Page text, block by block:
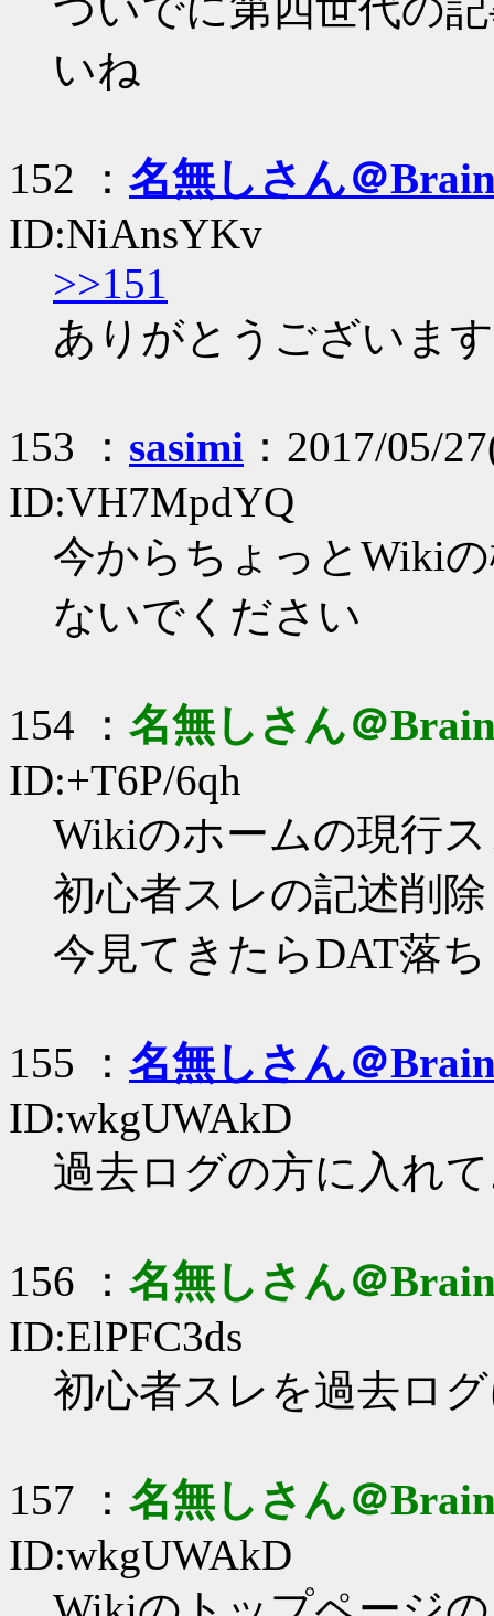
ついでに第四世代の
いね
152 ： 名無しさん＠
ID:NiAnsYKv
>>151
ありがとうございます
153 ： sasimi ：2017/05/
ID:VH7MpdYQ
今からちょっとWiki
ないでください
154 ： 名無しさん＠
ID:+T6P/6qh
Wikiのホームの現行
初心者スレの記述削
今見てきたらDAT落
155 ： 名無しさん＠
ID:wkgUWAkD
過去ログの方に入れ
156 ： 名無しさん＠
ID:ElPFC3ds
初心者スレを過去ロ
157 ： 名無しさん＠
ID:wkgUWAkD